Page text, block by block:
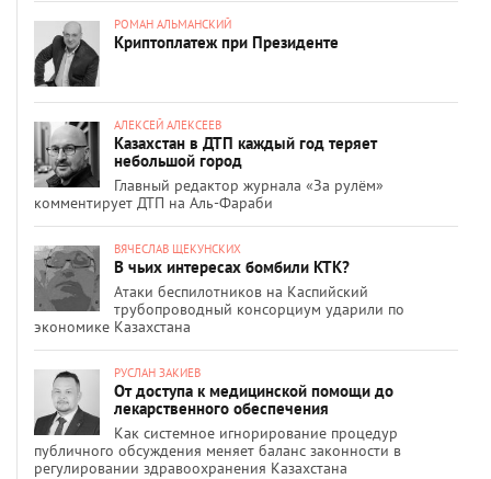
РОМАН АЛЬМАНСКИЙ
Криптоплатеж при Президенте
АЛЕКСЕЙ АЛЕКСЕЕВ
Казахстан в ДТП каждый год теряет
небольшой город
Главный редактор журнала «За рулём»
комментирует ДТП на Аль-Фараби
ВЯЧЕСЛАВ ЩЕКУНСКИХ
В чьих интересах бомбили КТК?
Атаки беспилотников на Каспийский
трубопроводный консорциум ударили по
экономике Казахстана
РУСЛАН ЗАКИЕВ
От доступа к медицинской помощи до
лекарственного обеспечения
Как системное игнорирование процедур
публичного обсуждения меняет баланс законности в
регулировании здравоохранения Казахстана